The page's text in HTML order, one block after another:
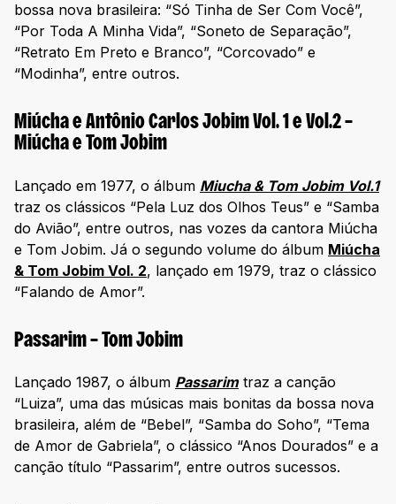
bossa nova brasileira: “Só Tinha de Ser Com Você”,
“Por Toda A Minha Vida”, “Soneto de Separação”,
“Retrato Em Preto e Branco”, “Corcovado” e
“Modinha”, entre outros.
Miúcha e Antônio Carlos Jobim Vol. 1 e Vol.2 –
Miúcha e Tom Jobim
Lançado em 1977, o álbum Miucha & Tom Jobim Vol.1
traz os clássicos “Pela Luz dos Olhos Teus” e “Samba
do Avião”, entre outros, nas vozes da cantora Miúcha
e Tom Jobim. Já o segundo volume do álbum Miúcha
& Tom Jobim Vol. 2, lançado em 1979, traz o clássico
“Falando de Amor”.
Passarim – Tom Jobim
Lançado 1987, o álbum Passarimtraz a canção
“Luiza”, uma das músicas mais bonitas da bossa nova
brasileira, além de “Bebel”, “Samba do Soho”, “Tema
de Amor de Gabriela”, o clássico “Anos Dourados” e a
canção título “Passarim”, entre outros sucessos.